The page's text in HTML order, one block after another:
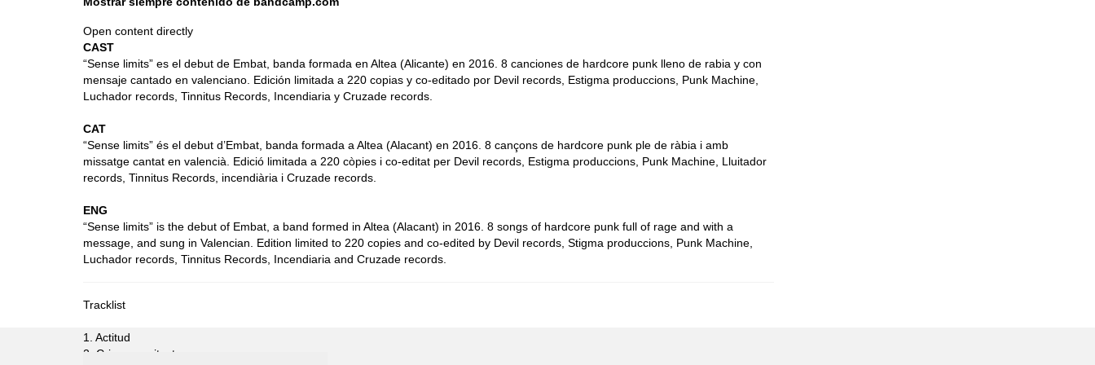
Open content directly
CAST
“Sense limits” es el debut de Embat, banda formada en Altea (Alicante) en 2016. 8 canciones de hardcore punk lleno de rabia y con
mensaje cantado en valenciano. Edición limitada a 220 copias y co-editado por Devil records, Estigma produccions, Punk Machine,
Luchador records, Tinnitus Records, Incendiaria y Cruzade records.
CAT
“Sense limits” és el debut d’Embat, banda formada a Altea (Alacant) en 2016. 8 cançons de hardcore punk ple de ràbia i amb
missatge cantat en valencià. Edició limitada a 220 còpies i co-editat per Devil records, Estigma produccions, Punk Machine, Lluitador
records, Tinnitus Records, incendiària i Cruzade records.
ENG
“Sense limits” is the debut of Embat, a band formed in Altea (Alacant) in 2016. 8 songs of hardcore punk full of rage and with a
message, and sung in Valencian. Edition limited to 220 copies and co-edited by Devil records, Stigma produccions, Punk Machine,
Luchador records, Tinnitus Records, Incendiaria and Cruzade records.
Tracklist
1. Actitud
2. Crim organitzat